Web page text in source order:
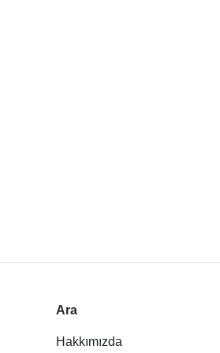
Ara
Hakkımızda